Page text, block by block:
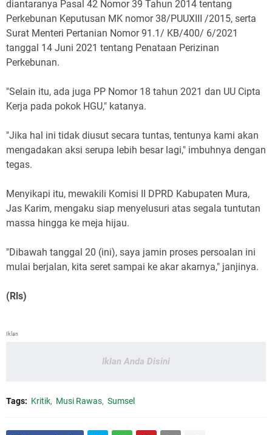
diantaranya Pasal 42 Nomor 39 Tahun 2014 tentang
Perkebunan Keputusan MK nomor 38/PUUXIII /2015, serta
Surat Menteri Pertanian Nomor 91.1/ KB/400/ 6/2021
tanggal 14 Juni 2021 tentang Penataan Perizinan
Perkebunan.
"Selain itu, ada juga PP Nomor 18 tahun 2021 dan UU Cipta
Kerja pada pokok HGU," katanya.
"Jika hal ini tidak diusut secara tuntas, tentunya kami akan
mengadakan aksi serupa lebih besar lagi," imbuhnya dengan
tegas.
Menyikapi itu, mewakili Komisi II DPRD Kabupaten Mura,
Jas Karim, mengaku siap menyelusuri atas segala tuntutan
massa hingga ke meja hijau.
"Dibawah tanggal 20 (ini), saya jamin proses persoalan ini
mulai berjalan, kita seret sampai ke akar akarnya," janjinya.
(Rls)
Iklan
Iklan Anda Disini
Tags: Kritik Musi Rawas Sumsel